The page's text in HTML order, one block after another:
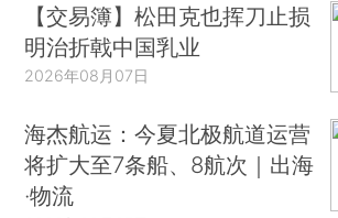
【交易簿】松田克也挥刀止损
明治折戟中国乳业
2026年08月07日
海杰航运：今夏北极航道运营
将扩大至7条船、8航次｜出海
·物流